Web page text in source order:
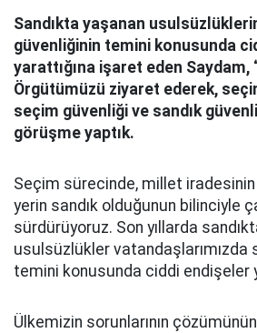
Sandıkta yaşanan
güvenliğinin temini konusunda
yarattığına işaret eden Saydam,
Örgütümüzü ziyaret ederek,
seçim güvenliği ve sandık
görüşme yaptık.
Seçim sürecinde, millet
yerin sandık olduğunun bilinciyle
sürdürüyoruz. Son yıllarda
usulsüzlükler vatandaşlarımızda
temini konusunda ciddi endişeler
Ülkemizin sorunlarının